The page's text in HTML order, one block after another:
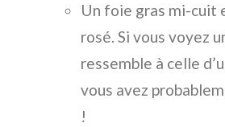
Un foie gras mi-cuit
rosé. Si vous voyez
ressemble à celle
vous avez
!